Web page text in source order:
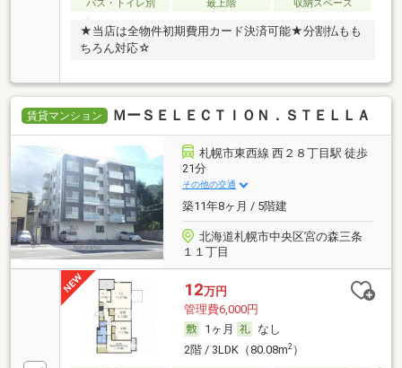
バス・トイレ別
最上階 収納スペース
★当店は全物件初期費用カード決済可能★分割払もも
ちろん対応☆
賃貸マンション ＭーＳＥＬＥＣＴＩＯＮ．ＳＴＥＬＬＡ
札幌市東西線 西２８丁目駅 徒歩
21分
その他の交通
築11年8ヶ月 / 5階建
北海道札幌市中央区宮の森三条
１１丁目
12万円
管理費6,000円
1ヶ月
なし
2階 / 3LDK（80.08m2）